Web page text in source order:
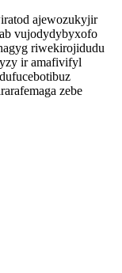
ajewozukyjir
vujodydybyxofo
riwekirojidudu
ir amafivifyl
zebe